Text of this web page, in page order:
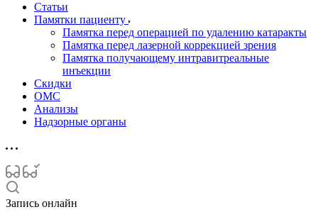
Статьи
Памятки пациенту
Памятка перед операцией по удалению катаракты
Памятка перед лазерной коррекцией зрения
Памятка получающему интравитреальные
инъекции
Скидки
ОМС
Анализы
Надзорные органы
Запись онлайн